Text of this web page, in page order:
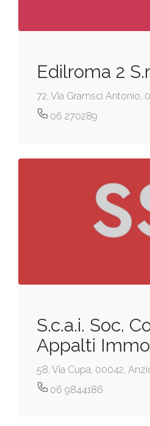
Edilroma 2
72, Via Gramsci Antonio,
06 270289
S.c.a.i. Soc.
Appalti
58, Via Cupa, 00042,
06 9844186